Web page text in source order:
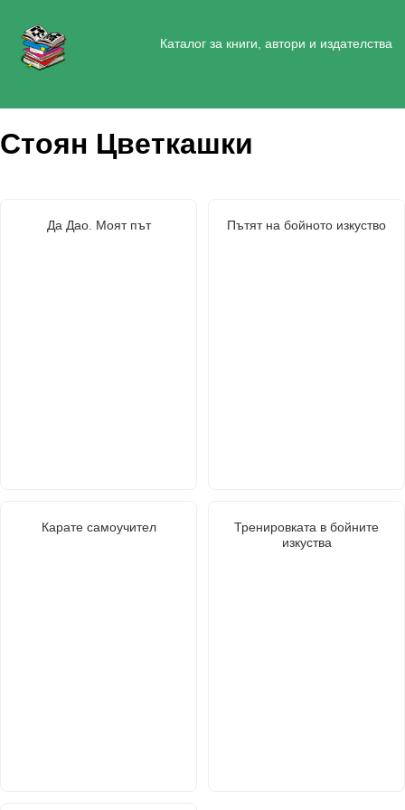
Каталог за книги, автори и издателства
Стоян Цветкашки
Да Дао. Моят път Пътят на бойното изкуство
Карате самоучител
Тренировката в бойните
изкуства